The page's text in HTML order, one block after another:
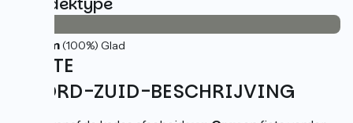
32km(100%) Glad
ROUTE
NOORD-ZUID-BESCHRIJVING